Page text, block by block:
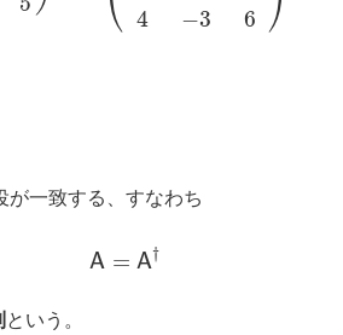
4
−3
6
一致する、すなわち
A = A†
A=A†
という。